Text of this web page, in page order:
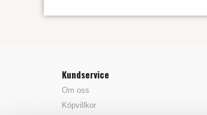
Kundservice
Om oss
Köpvillkor